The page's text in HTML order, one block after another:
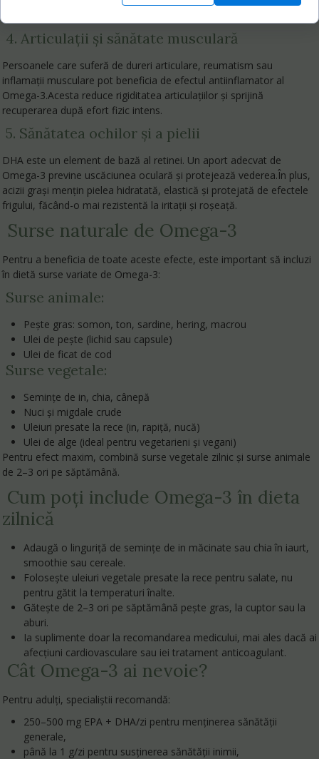
4. Articulații și sănătate musculară
Persoanele care suferă de dureri articulare, reumatism sau
inflamații musculare pot beneficia de efectul antiinflamator al
Omega-3.Acesta reduce rigiditatea articulațiilor și sprijină
recuperarea după efort fizic intens.
5. Sănătatea ochilor și a pielii
DHA este un element de bază al retinei. Un aport adecvat de
Omega-3 previne uscăciunea oculară și protejează vederea.În plus,
acizii grași mențin pielea hidratată, elastică și protejată de efectele
frigului, făcând-o mai rezistentă la iritații și roșeață.
Surse naturale de Omega-3
Pentru a beneficia de toate aceste efecte, este important să incluzi
în dietă surse variate de Omega-3:
Surse animale:
Pește gras: somon, ton, sardine, hering, macrou
Ulei de pește (lichid sau capsule)
Ulei de ficat de cod
Surse vegetale:
Semințe de in, chia, cânepă
Nuci și migdale crude
Uleiuri presate la rece (in, rapiță, nucă)
Ulei de alge (ideal pentru vegetarieni și vegani)
Pentru efect maxim, combină surse vegetale zilnic și surse animale
de 2–3 ori pe săptămână.
Cum poți include Omega-3 în dieta
zilnică
Adaugă o linguriță de semințe de in măcinate sau chia în iaurt,
smoothie sau cereale.
Folosește uleiuri vegetale presate la rece pentru salate, nu
pentru gătit la temperaturi înalte.
Gătește de 2–3 ori pe săptămână pește gras, la cuptor sau la
aburi.
Ia suplimente doar la recomandarea medicului, mai ales dacă ai
afecțiuni cardiovasculare sau iei tratament anticoagulant.
Cât Omega-3 ai nevoie?
Pentru adulți, specialiștii recomandă:
250–500 mg EPA + DHA/zi pentru menținerea sănătății
generale,
până la 1 g/zi pentru susținerea sănătății inimii,